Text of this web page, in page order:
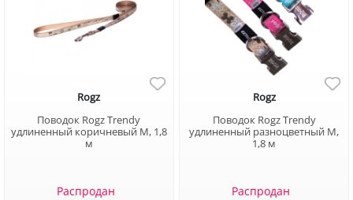
Rogz
Поводок Rogz Trendy
удлиненный коричневый М, 1,8
м
Распродан
Rogz
Поводок Rogz Trendy
удлиненный разноцветный М,
1,8 м
Распродан